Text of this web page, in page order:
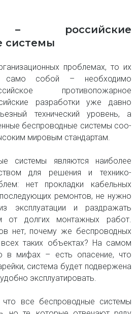
российские
системы
проблемах, то их
само собой – необходимо
противопожарное
разработки уже давно
технический уровень, а
беспроводные системы соо­
мировым стандартам.
системы являются наиболее
для решения и технико-
нет прокладки кабельных
ремонтов, не нужно
эксплуатации и раздражать
от долгих монтажных работ.
нет, почему же беспроводных
таких объектах? На самом
в мифах – есть опасение, что
система будет подвержена
эксплуатировать.
все беспроводные системы